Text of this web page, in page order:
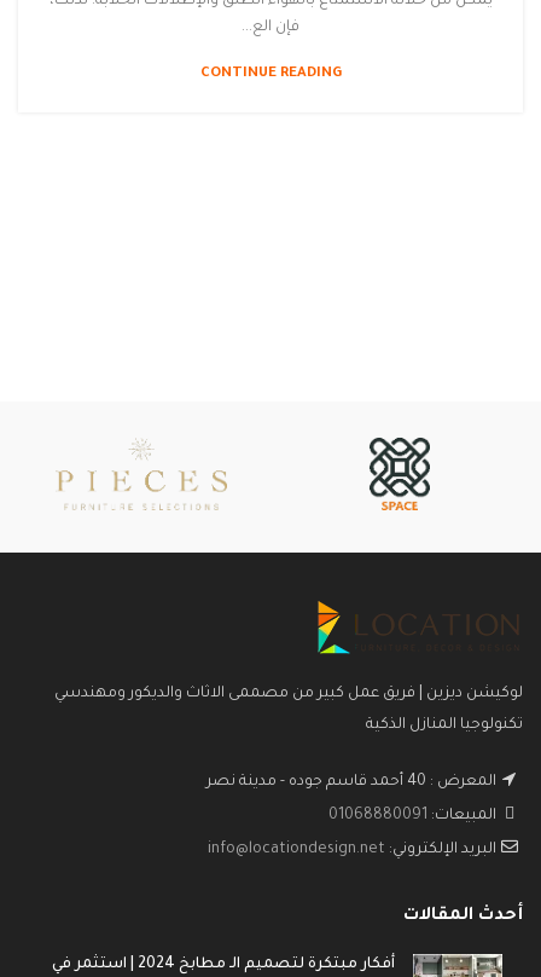
فإن الع...
CONTINUE READING
لوكيشن ديزين | فريق عمل كبير من مصممى الاثاث والديكور ومهندسي
تكنولوجيا المنازل الذكية
المعرض : 40 أحمد قاسم جوده - مدينة نصر
المبيعات: 01068880091
البريد الإلكتروني: info@locationdesign.net
أحدث المقالات
أفكار مبتكرة لتصميم الـ مطابخ 2024 | استثمر في